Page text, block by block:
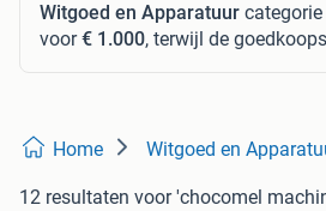
Witgoed en Apparatuur
voor€ 1.000, terwijl de
Home Witgoed en
12 resultaten voor 'chocomel